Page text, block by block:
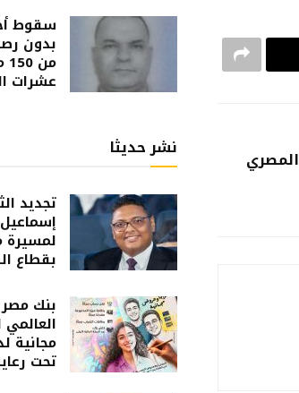
سقوط
بدون
عشرات
نشر حديثا
تجديد
لمسيرة
بقطاع
بنك
مجانية
تحت